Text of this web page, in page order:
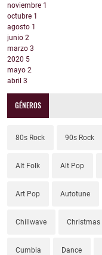
noviembre 1
octubre 1
agosto 1
junio 2
marzo 3
2020 5
mayo 2
abril 3
GÉNEROS
80s Rock 90s Rock
Alt Folk Alt Pop
Art Pop Autotune
Chillwave Christmas
Cumbia Dance